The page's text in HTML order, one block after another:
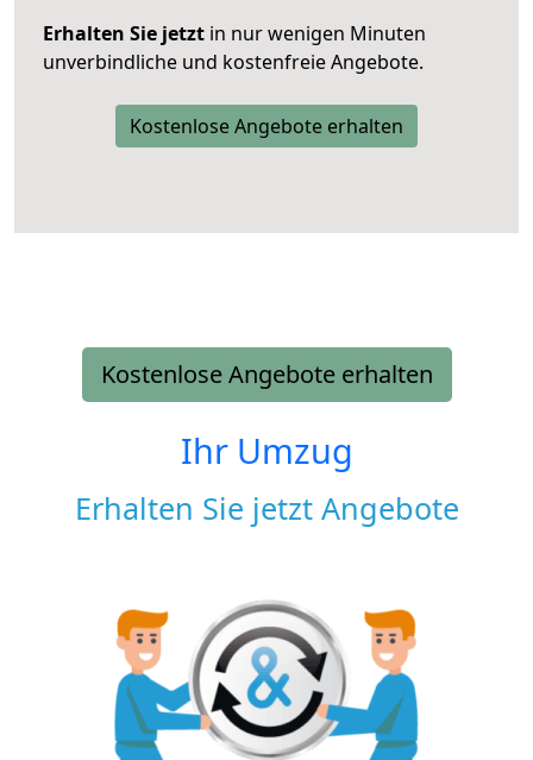
Erhalten Sie jetzt in nur wenigen Minuten
unverbindliche und kostenfreie Angebote.
Kostenlose Angebote erhalten
Kostenlose Angebote erhalten
Ihr Umzug
Erhalten Sie jetzt Angebote